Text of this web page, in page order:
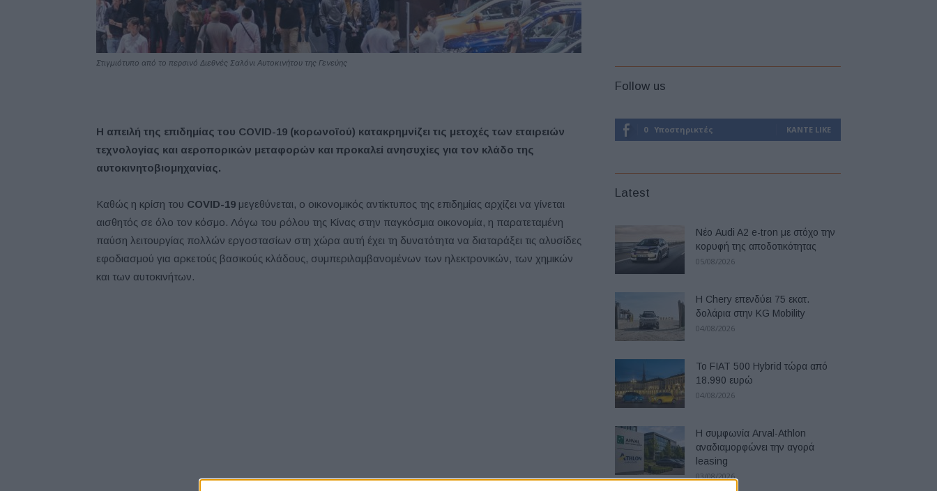
Στιγμιότυπο από το περσινό Διεθνές Σαλόνι Αυτοκινήτου της Γενεύης
Η απειλή της επιδημίας του COVID-19 (κορωνοϊού) κατακρημνίζει τις μετοχές των εταιρειών
τεχνολογίας και αεροπορικών μεταφορών και προκαλεί ανησυχίες για τον κλάδο της
αυτοκινητοβιομηχανίας.
Καθώς η κρίση του COVID-19 μεγεθύνεται, ο οικονομικός αντίκτυπος της επιδημίας αρχίζει να γίνεται
αισθητός σε όλο τον κόσμο. Λόγω του ρόλου της Κίνας στην παγκόσμια οικονομία, η παρατεταμένη
παύση λειτουργίας πολλών εργοστασίων στη χώρα αυτή έχει τη δυνατότητα να διαταράξει τις αλυσίδες
εφοδιασμού για αρκετούς βασικούς κλάδους, συμπεριλαμβανομένων των ηλεκτρονικών, των χημικών
και των αυτοκινήτων.
Follow us
0 Υποστηρικτές ΚΆΝΤΕ LIKE
Latest
Νέο Audi A2 e-tron με στόχο την
κορυφή της αποδοτικότητας
05/08/2026
Η Chery επενδύει 75 εκατ.
δολάρια στην KG Mobility
04/08/2026
Το FIAT 500 Hybrid τώρα από
18.990 ευρώ
04/08/2026
Η συμφωνία Arval-Athlon
αναδιαμορφώνει την αγορά
leasing
03/08/2026